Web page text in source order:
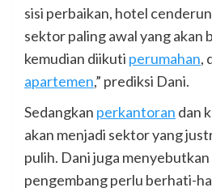
sisi perbaikan, hotel
sektor paling awal yang akan
kemudian diikuti perumahan,
apartemen,” prediksi Dani.
Sedangkan perkantoran dan
akan menjadi sektor yang
pulih. Dani juga
pengembang perlu berhati-